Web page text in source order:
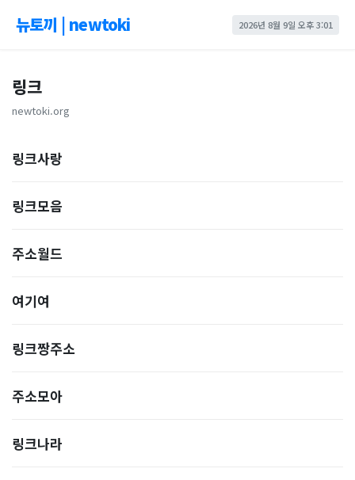
뉴토끼 | newtoki 2026년 8월 9일 오후 3:01
링크
newtoki.org
링크사랑
링크모음
주소월드
여기여
링크짱주소
주소모아
링크나라